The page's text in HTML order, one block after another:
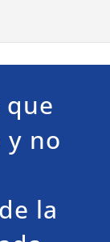
que
y no
la